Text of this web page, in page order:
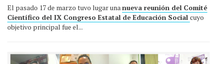
El pasado 17 de marzo tuvo lugar unanueva reunión del Comité
Científico del IX Congreso Estatal de Educación Social cuyo
objetivo principal fue el...